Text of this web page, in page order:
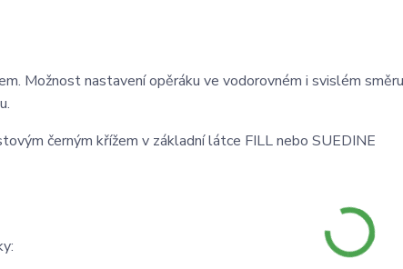
Možnost nastavení opěráku ve vodorovném i svislém
černým křížem v základní látce FILL nebo SUEDINE